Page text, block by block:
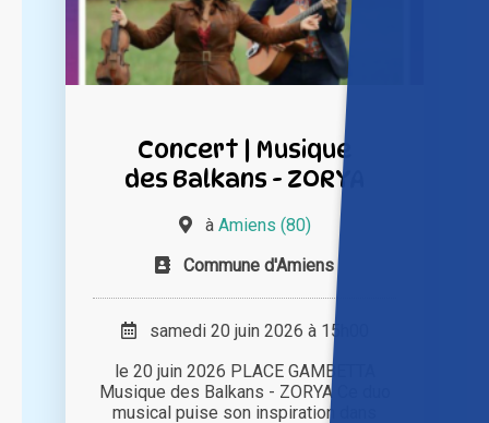
Concert | Musique
des Balkans - ZORYA
à Amiens (80)
Commune d'Amiens
samedi 20 juin 2026 à 15h00
le 20 juin 2026 PLACE GAMBETTA
Musique des Balkans - ZORYA Ce duo
musical puise son inspiration dans